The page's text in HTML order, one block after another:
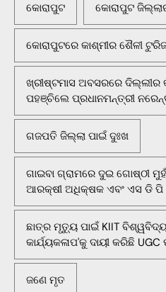
କୋରାପୁଟ କୋରାପୁଟ
କୋରାପୁଟରେ କାଶ୍ମୀର ଶୈଳୀ
ଖ୍ରୀଷ୍ଟମାସ ଅବସରରେ ଦିଲ୍ଲୀର
ପହଞ୍ଚିଲେ ପ୍ରଧାନମନ୍ତ୍ରୀ
ଗଜପତି ଜିଲ୍ଲା ପାଇଁ ଦୁଃଖ
ଗାଇବା ଗ୍ରାମରେ ଦୁଇ ଗୋଷ୍ଠୀ
ଆରକ୍ଷୀ ଅଧିକ୍ଷକ ଏବଂ ଏସ ଡି ପି
ଛାତ୍ର ମୃତ୍ୟୁ ପାଇଁ KIIT
କାର୍ଯ୍ୟକଳାପ'କୁ ଦାୟୀ କରିଛି
ଜଣେ ମୃତ